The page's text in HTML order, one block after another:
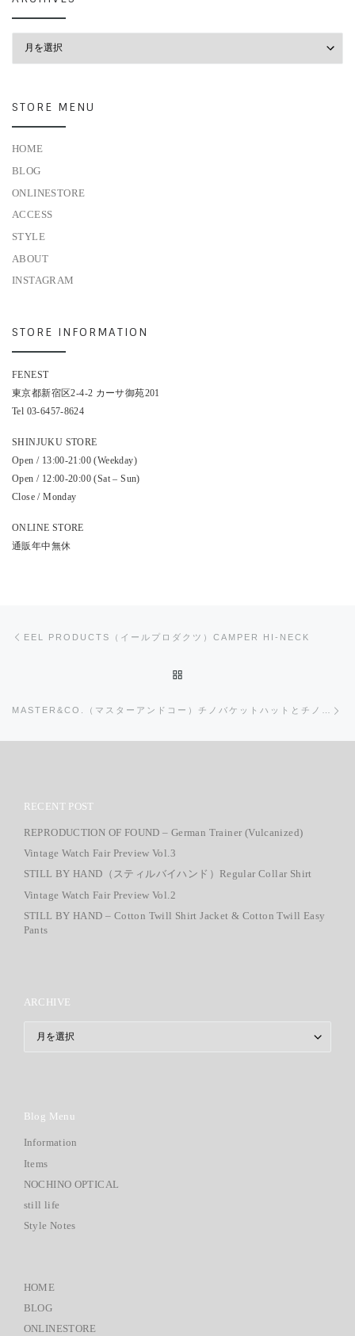
STORE MENU
HOME
BLOG
ONLINESTORE
ACCESS
STYLE
ABOUT
INSTAGRAM
STORE INFORMATION
FENEST
東京都新宿区2-4-2 カーサ御苑201
Tel 03-6457-8624
SHINJUKU STORE
Open / 13:00-21:00 (Weekday)
Open / 12:00-20:00 (Sat – Sun)
Close / Monday
ONLINE STORE
通販年中無休
EEL PRODUCTS（イールプロダクツ）CAMPER HI-NECK
RECENT POST
REPRODUCTION OF FOUND – German Trainer (Vulcanized)
Vintage Watch Fair Preview Vol.3
STILL BY HAND（スティルバイハンド）Regular Collar Shirt
Vintage Watch Fair Preview Vol.2
STILL BY HAND – Cotton Twill Shirt Jacket & Cotton Twill Easy
Pants
ARCHIVE
Blog Menu
Information
Items
NOCHINO OPTICAL
still life
Style Notes
HOME
BLOG
ONLINESTORE